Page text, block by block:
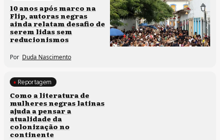
Processos artísticos
10 anos após marco na
Flip, autoras negras
ainda relatam desafio de
serem lidas sem
reducionismos
Por Duda Nascimento
Direitos humanos
Reportagem
Como a literatura de
mulheres negras latinas
ajuda a pensar a
atualidade da
colonização no
continente